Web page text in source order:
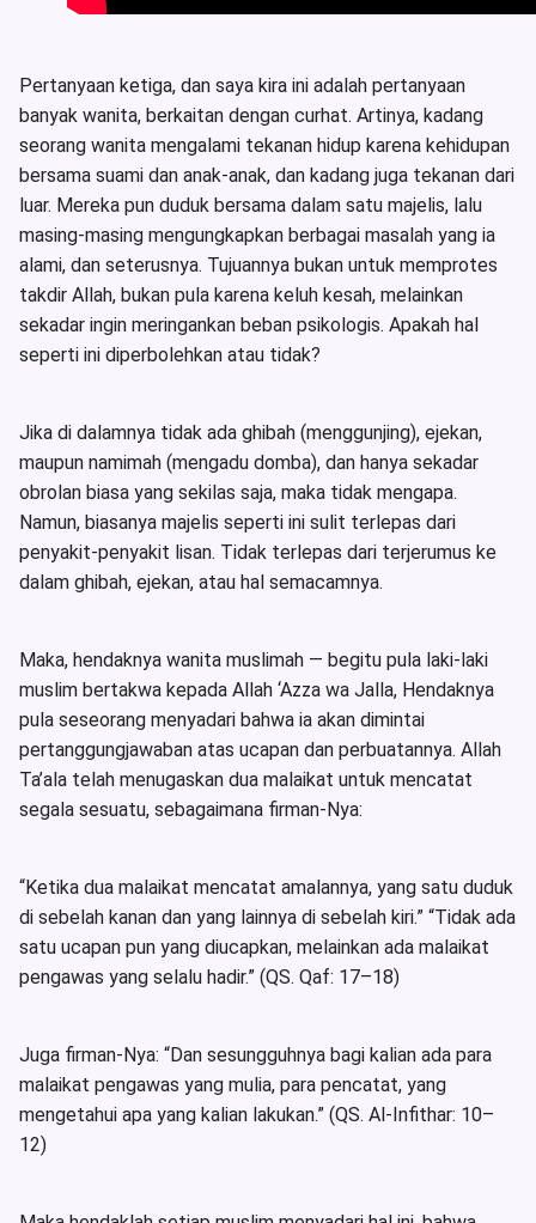
Pertanyaan ketiga, dan saya kira ini adalah pertanyaan
banyak wanita, berkaitan dengan curhat. Artinya, kadang
seorang wanita mengalami tekanan hidup karena kehidupan
bersama suami dan anak-anak, dan kadang juga tekanan dari
luar. Mereka pun duduk bersama dalam satu majelis, lalu
masing-masing mengungkapkan berbagai masalah yang ia
alami, dan seterusnya. Tujuannya bukan untuk memprotes
takdir Allah, bukan pula karena keluh kesah, melainkan
sekadar ingin meringankan beban psikologis. Apakah hal
seperti ini diperbolehkan atau tidak?
Jika di dalamnya tidak ada ghibah (menggunjing), ejekan,
maupun namimah (mengadu domba), dan hanya sekadar
obrolan biasa yang sekilas saja, maka tidak mengapa.
Namun, biasanya majelis seperti ini sulit terlepas dari
penyakit-penyakit lisan. Tidak terlepas dari terjerumus ke
dalam ghibah, ejekan, atau hal semacamnya.
Maka, hendaknya wanita muslimah — begitu pula laki-laki
muslim bertakwa kepada Allah ‘Azza wa Jalla, Hendaknya
pula seseorang menyadari bahwa ia akan dimintai
pertanggungjawaban atas ucapan dan perbuatannya. Allah
Ta’ala telah menugaskan dua malaikat untuk mencatat
segala sesuatu, sebagaimana firman-Nya:
“Ketika dua malaikat mencatat amalannya, yang satu duduk
di sebelah kanan dan yang lainnya di sebelah kiri.” “Tidak ada
satu ucapan pun yang diucapkan, melainkan ada malaikat
pengawas yang selalu hadir.” (QS. Qaf: 17–18)
Juga firman-Nya: “Dan sesungguhnya bagi kalian ada para
malaikat pengawas yang mulia, para pencatat, yang
mengetahui apa yang kalian lakukan.” (QS. Al-Infithar: 10–
12)